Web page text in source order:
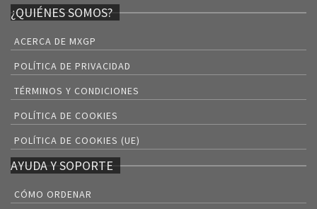
¿QUIÉNES SOMOS?
ACERCA DE MXGP
POLÍTICA DE PRIVACIDAD
TÉRMINOS Y CONDICIONES
POLÍTICA DE COOKIES
POLÍTICA DE COOKIES (UE)
AYUDA Y SOPORTE
CÓMO ORDENAR